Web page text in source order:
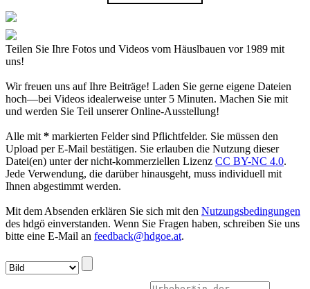
Teilen Sie Ihre Fotos und Videos vom Häuslbauen vor 1989 mit
uns!
Wir freuen uns auf Ihre Beiträge! Laden Sie gerne eigene Dateien
hoch—bei Videos idealerweise unter 5 Minuten. Machen Sie mit
und werden Sie Teil unserer Online-Ausstellung!
Alle mit * markierten Felder sind Pflichtfelder. Sie müssen den
Upload per E-Mail bestätigen. Sie erlauben die Nutzung dieser
Datei(en) unter der nicht-kommerziellen Lizenz CC BY-NC 4.0.
Jede Verwendung, die darüber hinausgeht, muss individuell mit
Ihnen abgestimmt werden.
Mit dem Absenden erklären Sie sich mit den Nutzungsbedingungen
des hdgö einverstanden. Wenn Sie Fragen haben, schreiben Sie uns
bitte eine E-Mail an feedback@hdgoe.at.